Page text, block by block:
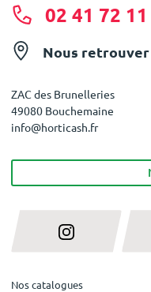
02 41 72
Nous retrouver
ZAC des Brunelleries
49080 Bouchemaine
info@horticash.fr
Nos catalogues